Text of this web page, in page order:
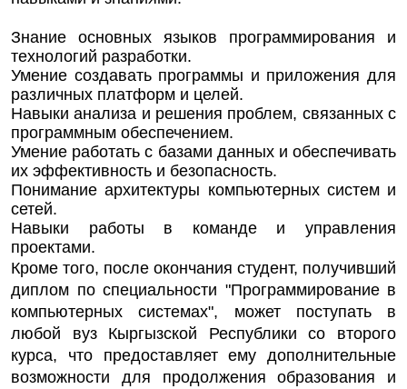
Знание основных языков программирования и
технологий разработки.
Умение создавать программы и приложения для
различных платформ и целей.
Навыки анализа и решения проблем, связанных с
программным обеспечением.
Умение работать с базами данных и обеспечивать
их эффективность и безопасность.
Понимание архитектуры компьютерных систем и
сетей.
Навыки работы в команде и управления
проектами.
Кроме того, после окончания студент, получивший
диплом по специальности "Программирование в
компьютерных системах", может поступать в
любой вуз Кыргызской Республики со второго
курса, что предоставляет ему дополнительные
возможности для продолжения образования и